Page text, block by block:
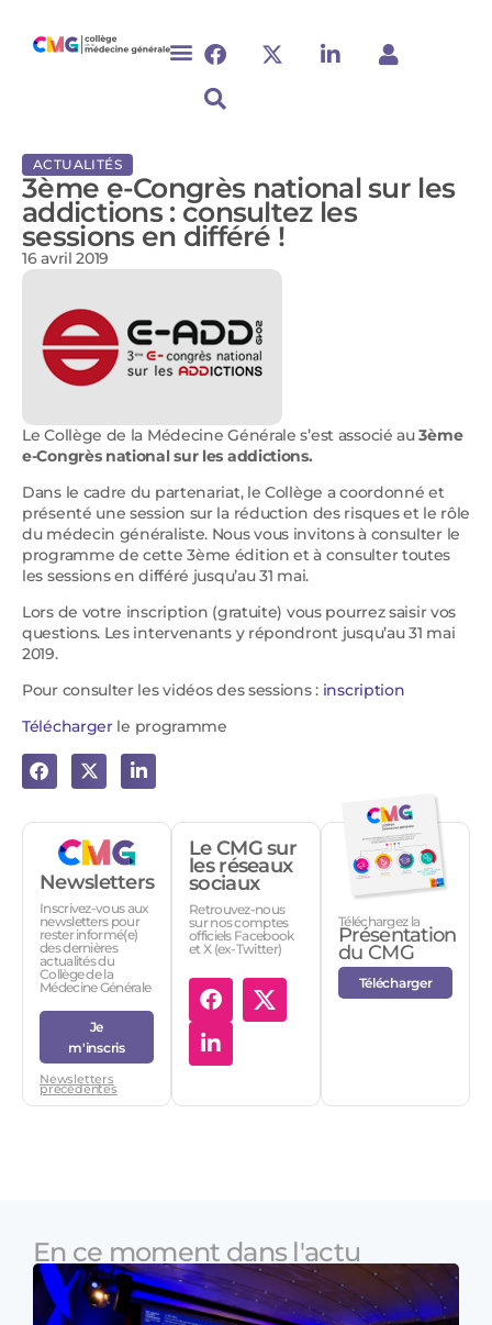
ACTUALITÉS
3ème e-Congrès national sur les
addictions : consultez les
sessions en différé !
16 avril 2019
Le Collège de la Médecine Générale s’est associé au3ème
e-Congrès national sur les addictions.
Dans le cadre du partenariat, le Collège a coordonné et
présenté une session sur la réduction des risques et le rôle
du médecin généraliste. Nous vous invitons à consulter le
programme de cette 3ème édition et à consulter toutes
les sessions en différé jusqu’au 31 mai.
Lors de votre inscription (gratuite) vous pourrez saisir vos
questions. Les intervenants y répondront jusqu’au 31 mai
2019.
Pour consulter les vidéos des sessions : inscription
Téléchargerle programme
Newsletters
Inscrivez-vous aux
newsletters pour
rester informé(e)
des dernières
actualités du
Collège de la
Médecine Générale
Je
m'inscris
Newsletters
précédentes
Le CMG sur
les réseaux
sociaux
Retrouvez-nous
sur nos comptes
officiels Facebook
et X (ex-Twitter)
Téléchargez la
Présentation
du CMG
Télécharger
En ce moment dans l'actu